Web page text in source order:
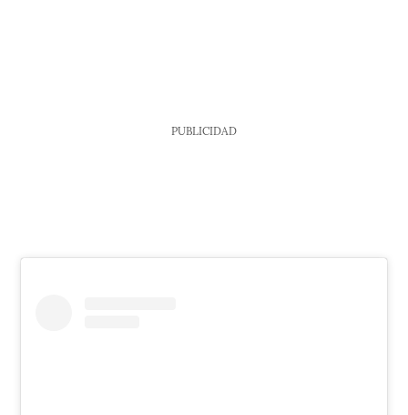
PUBLICIDAD